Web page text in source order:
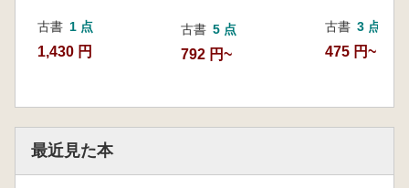
古書 1 点
1,430 円
古書 5 点
792 円~
古書 3 点
475 円~
最近見た本